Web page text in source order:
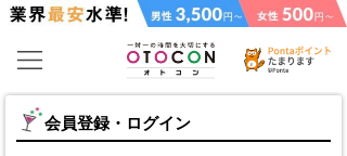
会員登録・ログイン